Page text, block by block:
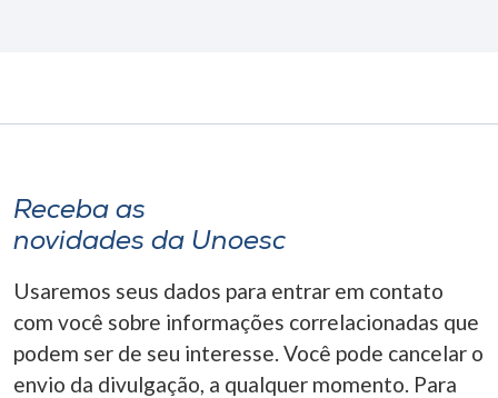
Receba as
novidades da Unoesc
Usaremos seus dados para entrar em contato
com você sobre informações correlacionadas que
podem ser de seu interesse. Você pode cancelar o
envio da divulgação, a qualquer momento. Para